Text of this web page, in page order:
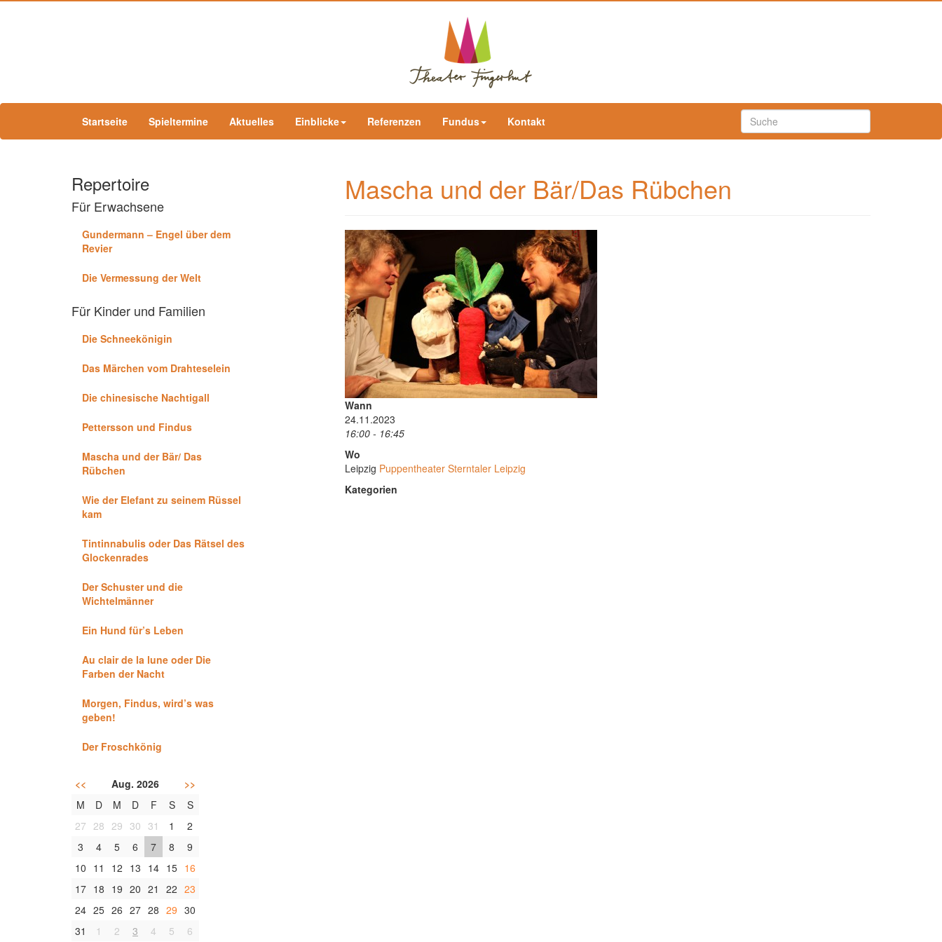
Startseite Spieltermine Aktuelles Einblicke Referenzen Fundus Kontakt
Repertoire
Für Erwachsene
Gundermann – Engel über dem
Revier
Die Vermessung der Welt
Für Kinder und Familien
Die Schneekönigin
Das Märchen vom Drahteselein
Die chinesische Nachtigall
Pettersson und Findus
Mascha und der Bär/ Das
Rübchen
Wie der Elefant zu seinem Rüssel
kam
Tintinnabulis oder Das Rätsel des
Glockenrades
Der Schuster und die
Wichtelmänner
Ein Hund für’s Leben
Au clair de la lune oder Die
Farben der Nacht
Morgen, Findus, wird’s was
geben!
Der Froschkönig
<< Aug. 2026
>>
M
D M D F S
S
27 28 29 30 31 1
2
3
4 5 6 7 8
9
10 11 12 13 14 15 16
17 18 19 20 21 22 23
24 25 26 27 28 29 30
31
1 2 3 4 5 6
Mascha und der Bär/Das Rübchen
Wann
24.11.2023
16:00 - 16:45
Wo
Leipzig Puppentheater Sterntaler Leipzig
Kategorien